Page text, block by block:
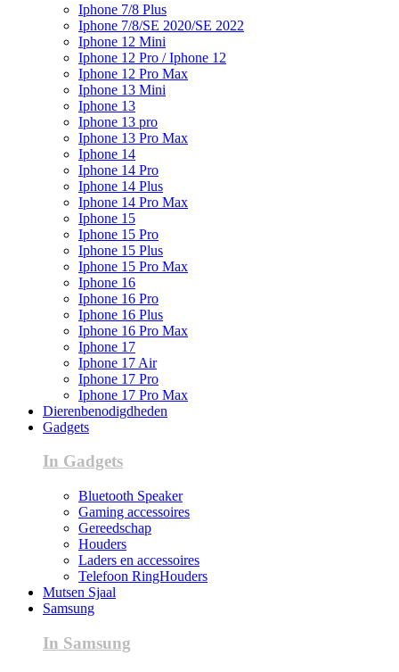
Iphone 7/8 Plus
Iphone 7/8/SE 2020/SE 2022
Iphone 12 Mini
Iphone 12 Pro / Iphone 12
Iphone 12 Pro Max
Iphone 13 Mini
Iphone 13
Iphone 13 pro
Iphone 13 Pro Max
Iphone 14
Iphone 14 Pro
Iphone 14 Plus
Iphone 14 Pro Max
Iphone 15
Iphone 15 Pro
Iphone 15 Plus
Iphone 15 Pro Max
Iphone 16
Iphone 16 Pro
Iphone 16 Plus
Iphone 16 Pro Max
Iphone 17
Iphone 17 Air
Iphone 17 Pro
Iphone 17 Pro Max
Dierenbenodigdheden
Gadgets
In Gadgets
Bluetooth Speaker
Gaming accessoires
Gereedschap
Houders
Laders en accessoires
Telefoon RingHouders
Mutsen Sjaal
Samsung
In Samsung